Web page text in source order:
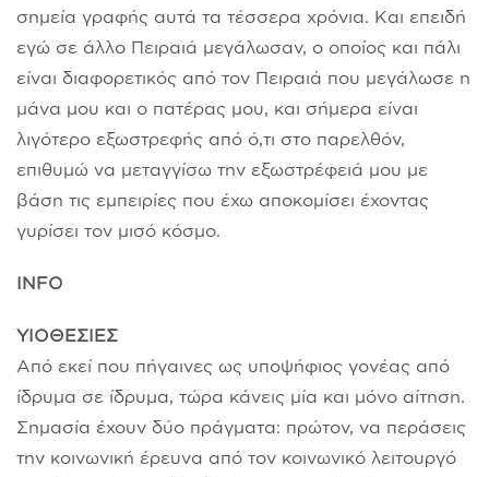
σημεία γραφής αυτά τα τέσσερα χρόνια. Και επειδή
εγώ σε άλλο Πειραιά μεγάλωσαν, ο οποίος και πάλι
είναι διαφορετικός από τον Πειραιά που μεγάλωσε η
μάνα μου και ο πατέρας μου, και σήμερα είναι
λιγότερο εξωστρεφής από ό,τι στο παρελθόν,
επιθυμώ να μεταγγίσω την εξωστρέφειά μου με
βάση τις εμπειρίες που έχω αποκομίσει έχοντας
γυρίσει τον μισό κόσμο.
ΙΝFO
ΥΙΟΘΕΣΙΕΣ
Από εκεί που πήγαινες ως υποψήφιος γονέας από
ίδρυμα σε ίδρυμα, τώρα κάνεις μία και μόνο αίτηση.
Σημασία έχουν δύο πράγματα: πρώτον, να περάσεις
την κοινωνική έρευνα από τον κοινωνικό λειτουργό